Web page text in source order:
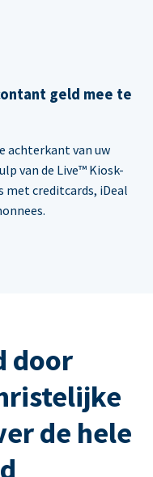
geld mee te
achterkant van uw
van de Live™ Kiosk-
met creditcards, iDeal
door
de hele